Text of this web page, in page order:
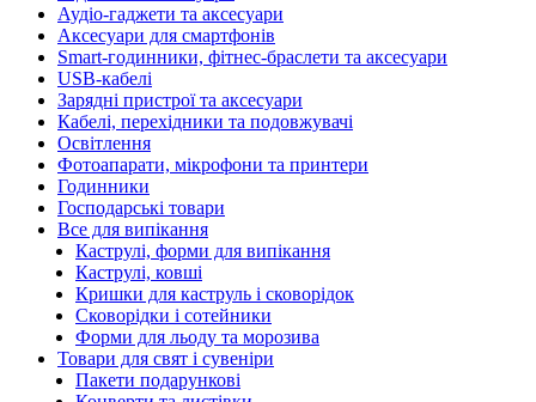
Аудіо-гаджети та аксесуари
Аксесуари для смартфонів
Smart-годинники, фітнес-браслети та аксесуари
USB-кабелі
Зарядні пристрої та аксесуари
Кабелі, перехідники та подовжувачі
Освітлення
Фотоапарати, мікрофони та принтери
Годинники
Господарські товари
Все для випікання
Каструлі, форми для випікання
Каструлі, ковші
Кришки для каструль і сковорідок
Сковорідки і сотейники
Форми для льоду та морозива
Товари для свят і сувеніри
Пакети подарункові